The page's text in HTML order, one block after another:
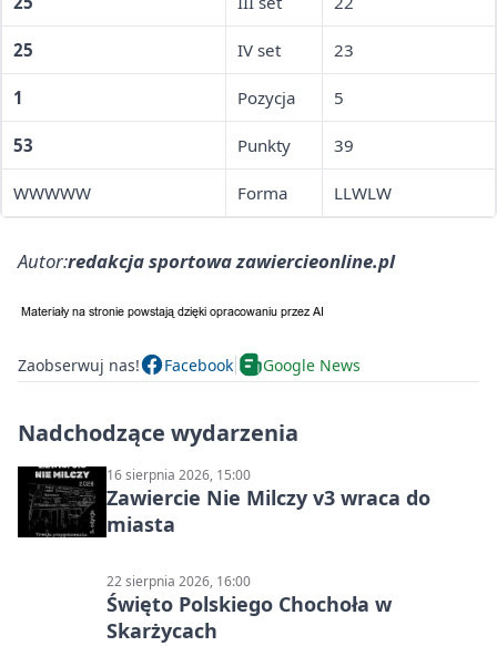
25 IV set 23
1 Pozycja 5
53 Punkty 39
WWWWW Forma LLWLW
Autor:redakcja sportowa zawiercieonline.pl
Zaobserwuj nas! Facebook Google News
Nadchodzące wydarzenia
16 sierpnia 2026, 15:00
Zawiercie Nie Milczy v3 wraca do
miasta
22 sierpnia 2026, 16:00
Święto Polskiego Chochoła w
Skarżycach